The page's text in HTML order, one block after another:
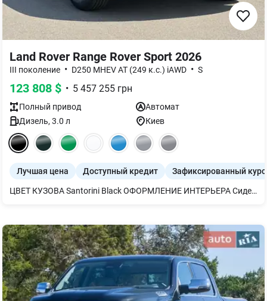
Land Rover Range Rover Sport 2026
III поколение • D250 MHEV AT (249 к.с.) iAWD • S
123 808 $ • 5 457 255 грн
Полный привод
Автомат
Дизель, 3.0 л Киев
Лучшая цена Доступный кредит Зафиксированный курс
ЦВЕТ КУЗОВА Santorini Black ОФОРМЛЕНИЕ ИНТЕРЬЕРА Сиденья Ebony из кожи, салон Ebony Фиксированная панорамная крыша с электрической шторкой Пиксельные светодиодные фары со светодиодными элементами дневного света Дотяжка дверей Пакет COLD CLIMATE Обогрев ветрового стекла Обогрев омывателей лобового стекла Подогрев руля